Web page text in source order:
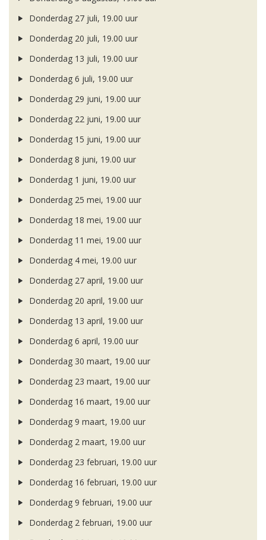
Donderdag 27 juli, 19.00 uur
Donderdag 20 juli, 19.00 uur
Donderdag 13 juli, 19.00 uur
Donderdag 6 juli, 19.00 uur
Donderdag 29 juni, 19.00 uur
Donderdag 22 juni, 19.00 uur
Donderdag 15 juni, 19.00 uur
Donderdag 8 juni, 19.00 uur
Donderdag 1 juni, 19.00 uur
Donderdag 25 mei, 19.00 uur
Donderdag 18 mei, 19.00 uur
Donderdag 11 mei, 19.00 uur
Donderdag 4 mei, 19.00 uur
Donderdag 27 april, 19.00 uur
Donderdag 20 april, 19.00 uur
Donderdag 13 april, 19.00 uur
Donderdag 6 april, 19.00 uur
Donderdag 30 maart, 19.00 uur
Donderdag 23 maart, 19.00 uur
Donderdag 16 maart, 19.00 uur
Donderdag 9 maart, 19.00 uur
Donderdag 2 maart, 19.00 uur
Donderdag 23 februari, 19.00 uur
Donderdag 16 februari, 19.00 uur
Donderdag 9 februari, 19.00 uur
Donderdag 2 februari, 19.00 uur